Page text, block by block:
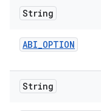
String
ABI_OPTION
String